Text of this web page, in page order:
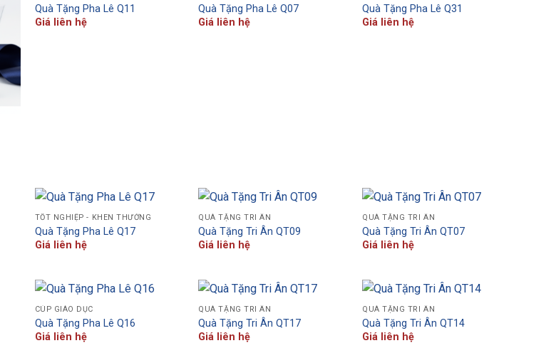
Quà Tặng Pha Lê Q11
Giá liên hệ
Quà Tặng Pha Lê Q07
Giá liên hệ
Quà Tặng Pha Lê Q31
Giá liên hệ
TỐT NGHIỆP - KHEN THƯỞNG
Quà Tặng Pha Lê Q17
Giá liên hệ
QUÀ TẶNG TRI ÂN
Quà Tặng Tri Ân QT09
Giá liên hệ
QUÀ TẶNG TRI ÂN
Quà Tặng Tri Ân QT07
Giá liên hệ
CÚP GIÁO DỤC
Quà Tặng Pha Lê Q16
Giá liên hệ
QUÀ TẶNG TRI ÂN
Quà Tặng Tri Ân QT17
Giá liên hệ
QUÀ TẶNG TRI ÂN
Quà Tặng Tri Ân QT14
Giá liên hệ